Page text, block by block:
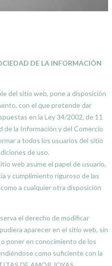
DE LA INFORMACIÓN
del sitio web, pone a disposición
con el que pretende dar
en la Ley 34/2002, de 11
de la Información y del Comercio
a todos los usuarios del sitio
de uso.
web asume el papel de usuario,
y cumplimiento riguroso de las
a cualquier otra disposición
el derecho de modificar
aparecer en el sitio web, sin
poner en conocimiento de los
como suficiente con la